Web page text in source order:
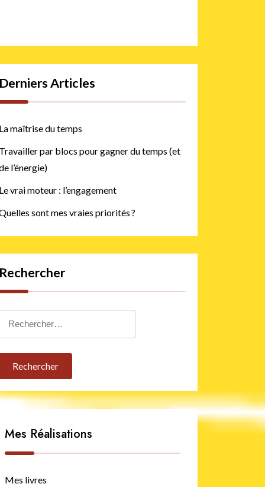
Articles
maîtrise du temps
par blocs pour gagner du temps (et
l’énergie)
vrai moteur : l’engagement
sont mes vraies priorités ?
Mes Réalisations
Mes livres